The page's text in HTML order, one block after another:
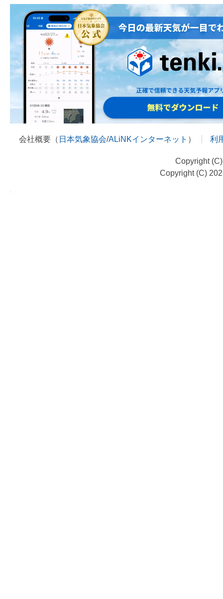
会社概要（ 日本気象協会/ALiNKインターネット ） 利
Copyright
Copyright (C)